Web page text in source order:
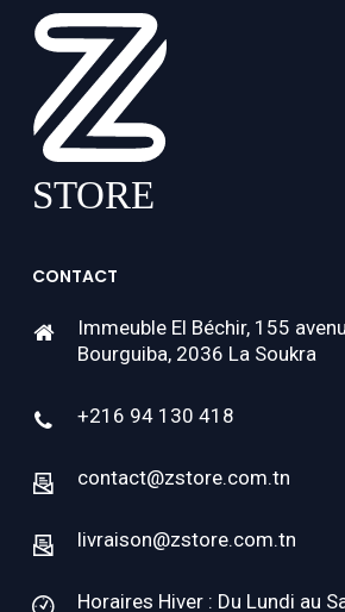
CONTACT
Immeuble El Béchir, 155
Bourguiba, 2036 La Soukra
+216 94 130 418
contact@zstore.com.tn
livraison@zstore.com.tn
Horaires Hiver : Du Lundi au